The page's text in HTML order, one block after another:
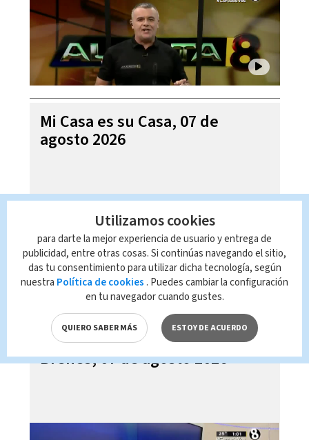
Mi Casa es su Casa, 07 de
agosto 2026
Telediario En Directo con Paula
Brenes, 07 de agosto 2026
Utilizamos cookies
para darte la mejor experiencia de usuario y entrega de
publicidad, entre otras cosas. Si continúas navegando el sitio,
das tu consentimiento para utilizar dicha tecnología, según
nuestra Política de cookies . Puedes cambiar la configuración
en tu navegador cuando gustes.
QUIERO SABER MÁS ESTOY DE ACUERDO